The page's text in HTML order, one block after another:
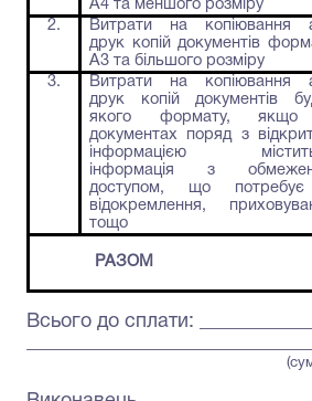
А4 та меншого розміру
2.
Витрати на копіювання
друк копій документів
А3 та більшого розміру
3.
Витрати на копіювання
друк копій документів
якого формату,
документах поряд з
інформацією
інформація з
доступом, що потребує
відокремлення,
тощо
РАЗОМ
Всього до сплати: